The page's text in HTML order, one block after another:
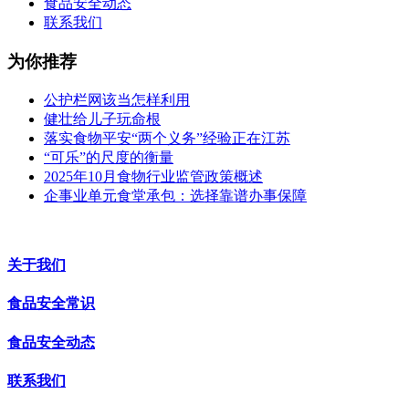
食品安全动态
联系我们
为你推荐
公护栏网该当怎样利用
健壮给儿子玩命根
落实食物平安“两个义务”经验正在江苏
“可乐”的尺度的衡量
2025年10月食物行业监管政策概述
企事业单元食堂承包：选择靠谱办事保障
关于我们
食品安全常识
食品安全动态
联系我们